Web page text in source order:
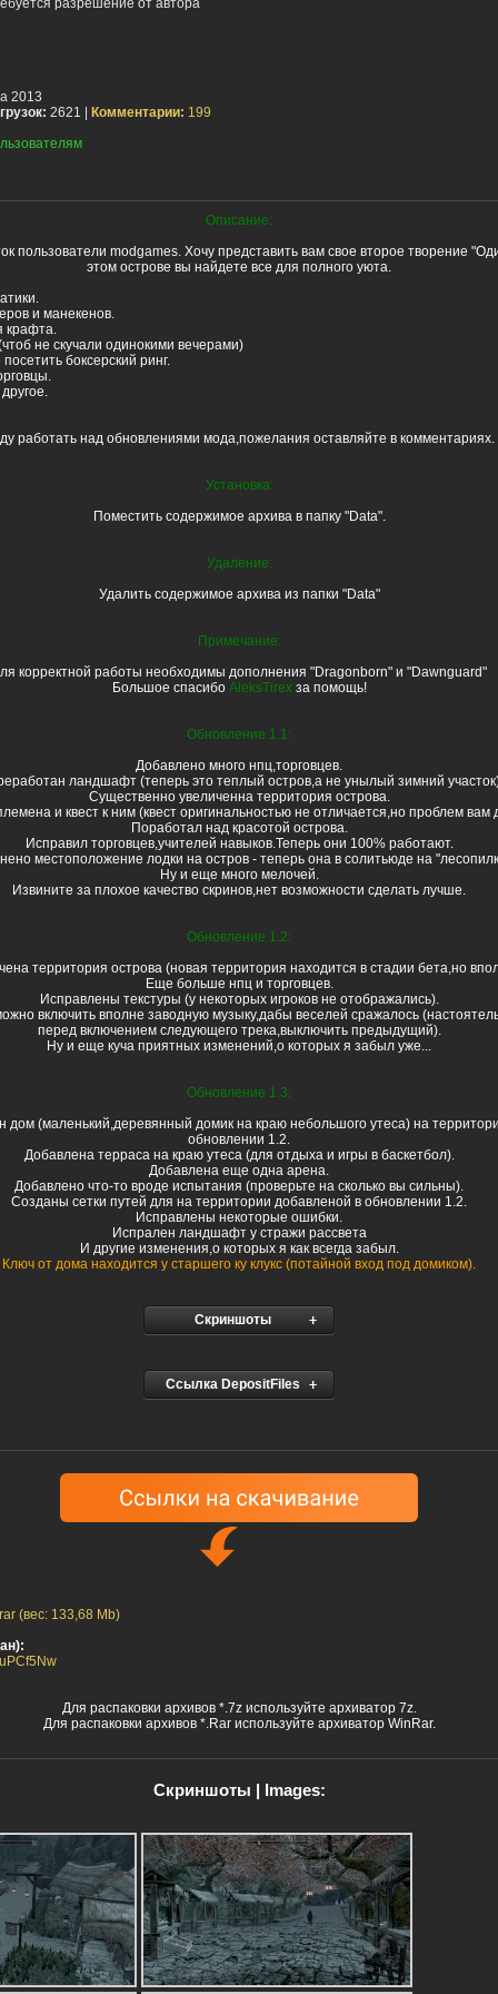
разрешение от автора
2013
2621 | Комментарии: 199
Описание:
пользователи modgames. Хочу представить вам свое второе творение
этом острове вы найдете все для полного уюта.
и манекенов.
крафта.
не скучали одинокими вечерами)
боксерский ринг.
работать над обновлениями мода,пожелания оставляйте в комментариях.
Установка:
Поместить содержимое архива в папку "Data".
Удаление:
Удалить содержимое архива из папки "Data"
Примечание:
корректной работы необходимы дополнения "Dragonborn" и "Dawnguard"
Большое спасибо AleksTirexза помощь!
Обновление 1.1:
Добавлено много нпц,торговцев.
ландшафт (теперь это теплый остров,а не унылый зимний
Существенно увеличенна территория острова.
и квест к ним (квест оригинальностью не отличается,но проблем вам
Поработал над красотой острова.
Исправил торговцев,учителей навыков.Теперь они 100% работают.
местоположение лодки на остров - теперь она в солитьюде на
Ну и еще много мелочей.
Извините за плохое качество скринов,нет возможности сделать лучше.
Обновление 1.2:
территория острова (новая территория находится в стадии бета,но
Еще больше нпц и торговцев.
Исправлены текстуры (у некоторых игроков не отображались).
включить вполне заводную музыку,дабы веселей сражалось
перед включением следующего трека,выключить предыдущий).
Ну и еще куча приятных изменений,о которых я забыл уже...
Обновление 1.3:
дом (маленький,деревянный домик на краю небольшого утеса) на
обновлении 1.2.
Добавлена терраса на краю утеса (для отдыха и игры в баскетбол).
Добавлена еще одна арена.
Добавлено что-то вроде испытания (проверьте на сколько вы сильны).
Созданы сетки путей для на территории добавленой в обновлении 1.2.
Исправлены некоторые ошибки.
Испрален ландшафт у стражи рассвета
И другие изменения,о которых я как всегда забыл.
Ключ от дома находится у старшего ку клукс (потайной вход под домиком).
Скриншоты
Ссылка DepositFiles
(вес: 133,68 Mb)
Для распаковки архивов *.7z используйте архиватор 7z.
Для распаковки архивов *.Rar используйте архиватор WinRar.
Скриншоты | Images: